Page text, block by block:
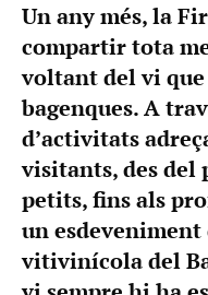
Un any més, la
compartir tota
voltant del vi que
bagenques. A
d’activitats
visitants, des del
petits, fins als
un
vitivinícola del